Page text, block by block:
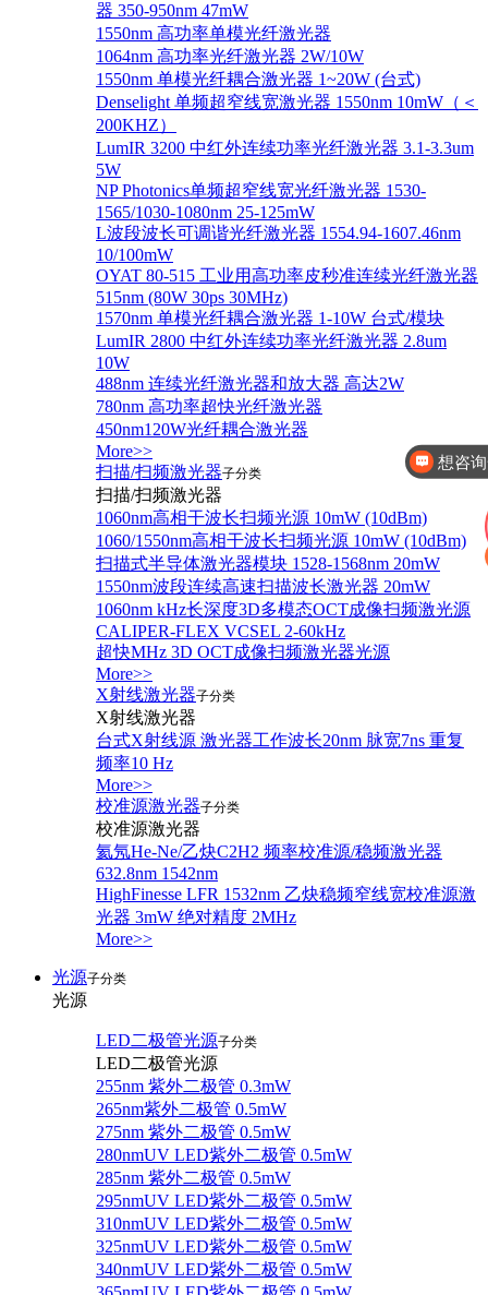
器 350-950nm 47mW
1550nm 高功率单模光纤激光器
1064nm 高功率光纤激光器 2W/10W
1550nm 单模光纤耦合激光器 1~20W (台式)
Denselight 单频超窄线宽激光器 1550nm 10mW（＜
200KHZ）
LumIR 3200 中红外连续功率光纤激光器 3.1-3.3um
5W
NP Photonics单频超窄线宽光纤激光器 1530-
1565/1030-1080nm 25-125mW
L波段波长可调谐光纤激光器 1554.94-1607.46nm
10/100mW
OYAT 80-515 工业用高功率皮秒准连续光纤激光器
515nm (80W 30ps 30MHz)
1570nm 单模光纤耦合激光器 1-10W 台式/模块
LumIR 2800 中红外连续功率光纤激光器 2.8um
10W
488nm 连续光纤激光器和放大器 高达2W
780nm 高功率超快光纤激光器
450nm120W光纤耦合激光器
More>>
扫描/扫频激光器子分类
扫描/扫频激光器
1060nm高相干波长扫频光源 10mW (10dBm)
1060/1550nm高相干波长扫频光源 10mW (10dBm)
扫描式半导体激光器模块 1528-1568nm 20mW
1550nm波段连续高速扫描波长激光器 20mW
1060nm kHz长深度3D多模态OCT成像扫频激光源
CALIPER-FLEX VCSEL 2-60kHz
超快MHz 3D OCT成像扫频激光器光源
More>>
X射线激光器子分类
X射线激光器
台式X射线源 激光器工作波长20nm 脉宽7ns 重复
频率10 Hz
More>>
校准源激光器子分类
校准源激光器
氦氖He-Ne/乙炔C2H2 频率校准源/稳频激光器
632.8nm 1542nm
HighFinesse LFR 1532nm 乙炔稳频窄线宽校准源激
光器 3mW 绝对精度 2MHz
More>>
光源子分类
光源
LED二极管光源子分类
LED二极管光源
255nm 紫外二极管 0.3mW
265nm紫外二极管 0.5mW
275nm 紫外二极管 0.5mW
280nmUV LED紫外二极管 0.5mW
285nm 紫外二极管 0.5mW
295nmUV LED紫外二极管 0.5mW
310nmUV LED紫外二极管 0.5mW
325nmUV LED紫外二极管 0.5mW
340nmUV LED紫外二极管 0.5mW
你好，有这